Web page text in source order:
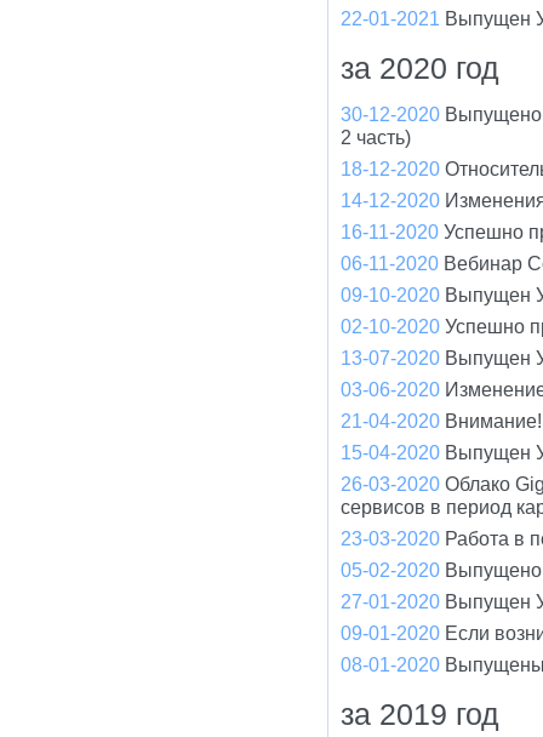
22-01-2021 Выпущен
за 2020 год
30-12-2020 Выпущено
2 часть)
18-12-2020
14-12-2020
16-11-2020 Успешно
06-11-2020 Вебинар
09-10-2020 Выпущен
02-10-2020 Успешно
13-07-2020 Выпущен
03-06-2020
21-04-2020 Внимание!
15-04-2020 Выпущен
26-03-2020 Облако
сервисов в период
23-03-2020 Работа в
05-02-2020 Выпущено
27-01-2020 Выпущен
09-01-2020 Если
08-01-2020
за 2019 год